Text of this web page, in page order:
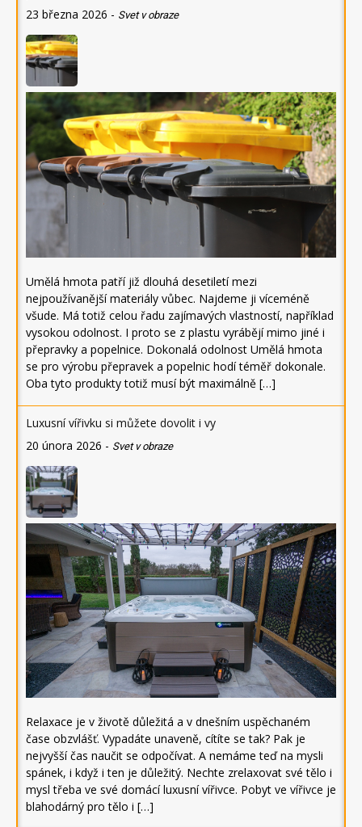
23 března 2026 - Svet v obraze
Umělá hmota patří již dlouhá desetiletí mezi
nejpoužívanější materiály vůbec. Najdeme ji víceméně
všude. Má totiž celou řadu zajímavých vlastností, například
vysokou odolnost. I proto se z plastu vyrábějí mimo jiné i
přepravky a popelnice. Dokonalá odolnost Umělá hmota
se pro výrobu přepravek a popelnic hodí téměř dokonale.
Oba tyto produkty totiž musí být maximálně […]
Luxusní vířivku si můžete dovolit i vy
20 února 2026 - Svet v obraze
Relaxace je v životě důležitá a v dnešním uspěchaném
čase obzvlášť. Vypadáte unaveně, cítíte se tak? Pak je
nejvyšší čas naučit se odpočívat. A nemáme teď na mysli
spánek, i když i ten je důležitý. Nechte zrelaxovat své tělo i
mysl třeba ve své domácí luxusní vířivce. Pobyt ve vířivce je
blahodárný pro tělo i […]